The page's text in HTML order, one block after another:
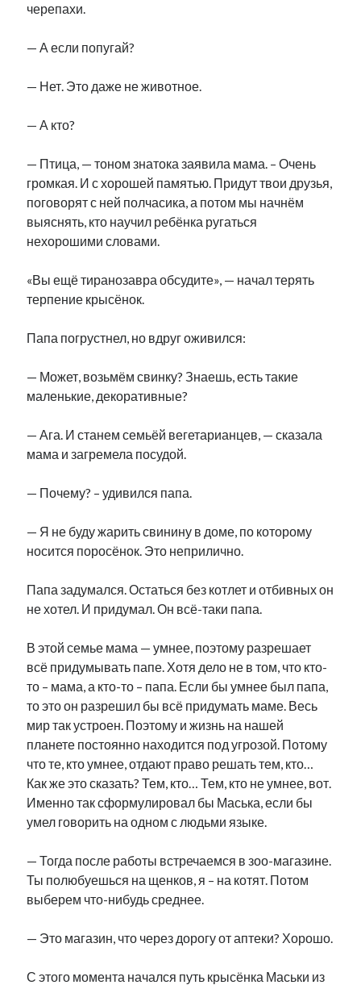
черепахи.
— А если попугай?
— Нет. Это даже не животное.
— А кто?
— Птица, — тоном знатока заявила мама. – Очень
громкая. И с хорошей памятью. Придут твои друзья,
поговорят с ней полчасика, а потом мы начнём
выяснять, кто научил ребёнка ругаться
нехорошими словами.
«Вы ещё тиранозавра обсудите», — начал терять
терпение крысёнок.
Папа погрустнел, но вдруг оживился:
— Может, возьмём свинку? Знаешь, есть такие
маленькие, декоративные?
— Ага. И станем семьёй вегетарианцев, — сказала
мама и загремела посудой.
— Почему? – удивился папа.
— Я не буду жарить свинину в доме, по которому
носится поросёнок. Это неприлично.
Папа задумался. Остаться без котлет и отбивных он
не хотел. И придумал. Он всё-таки папа.
В этой семье мама — умнее, поэтому разрешает
всё придумывать папе. Хотя дело не в том, что кто-
то – мама, а кто-то – папа. Если бы умнее был папа,
то это он разрешил бы всё придумать маме. Весь
мир так устроен. Поэтому и жизнь на нашей
планете постоянно находится под угрозой. Потому
что те, кто умнее, отдают право решать тем, кто…
Как же это сказать? Тем, кто… Тем, кто не умнее, вот.
Именно так сформулировал бы Маська, если бы
умел говорить на одном с людьми языке.
— Тогда после работы встречаемся в зоо-магазине.
Ты полюбуешься на щенков, я – на котят. Потом
выберем что-нибудь среднее.
— Это магазин, что через дорогу от аптеки? Хорошо.
С этого момента начался путь крысёнка Маськи из